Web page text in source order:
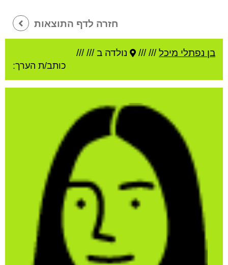
חזרה לדף התוצאות
בן נפתלי מיכל///
/// נולדה ב //////
כותב/ת הערך: